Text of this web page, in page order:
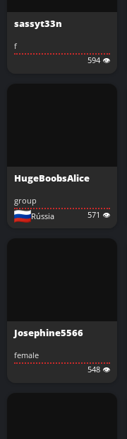
sassyt33n
f
594 👁️
HugeBoobsAlice
group
Rússia
571 👁️
Josephine5566
female
548 👁️